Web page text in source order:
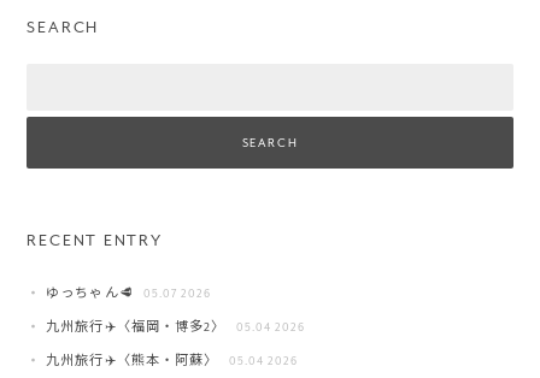
SEARCH
RECENT ENTRY
ゆっちゃん🥩 05.07 2026
九州旅行✈️〈福岡・博多2〉 05.04 2026
九州旅行✈️〈熊本・阿蘇〉 05.04 2026